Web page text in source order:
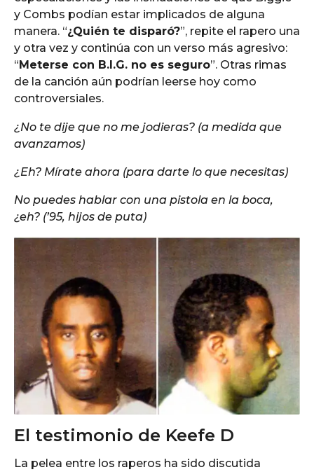
y Combs podían estar implicados de alguna
manera. “¿Quién te disparó?”, repite el rapero una
y otra vez y continúa con un verso más agresivo:
“ Meterse con B.I.G. no es seguro”. Otras rimas
de la canción aún podrían leerse hoy como
controversiales.
¿No te dije que no me jodieras? (a medida que
avanzamos)
¿Eh? Mírate ahora (para darte lo que necesitas)
No puedes hablar con una pistola en la boca,
¿eh? (’95, hijos de puta)
El testimonio de Keefe D
La pelea entre los raperos ha sido discutida